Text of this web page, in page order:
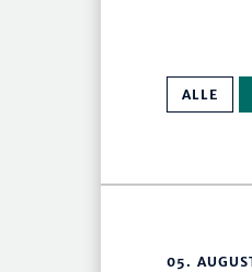
ALLE
05.